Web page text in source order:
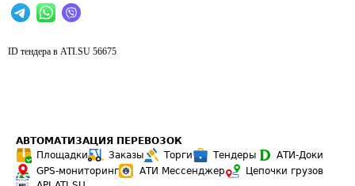
ID тендера в ATI.SU 56675
АВТОМАТИЗАЦИЯ ПЕРЕВОЗОК
Площадки
Заказы Торги Тендеры
АТИ-Доки
GPS-мониторинг
АТИ Мессенджер
Цепочки грузов